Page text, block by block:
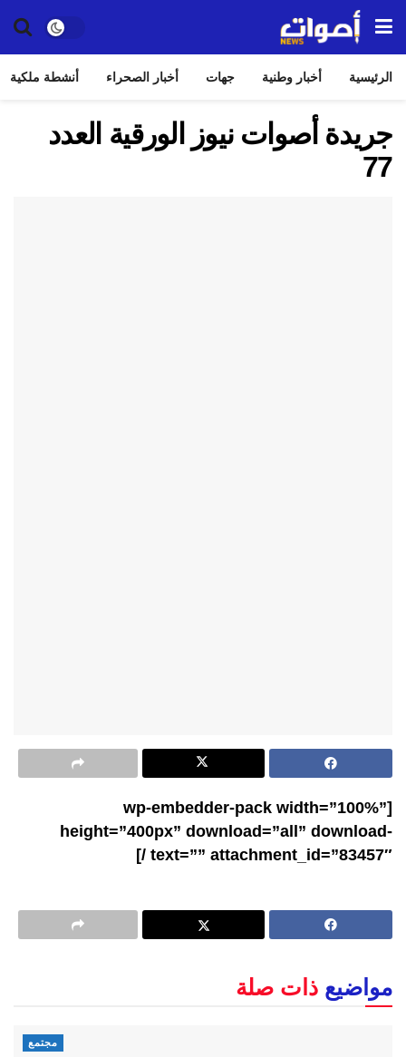
الرئيسية أخبار وطنية جهات أخبار الصحراء أنشطة ملكية
جريدة أصوات نيوز الورقية العدد
77
[wp-embedder-pack width=”100%”
height=”400px” download=”all” download-
text=”” attachment_id=”83457″ /]
مواضيع ذات صلة
مجتمع